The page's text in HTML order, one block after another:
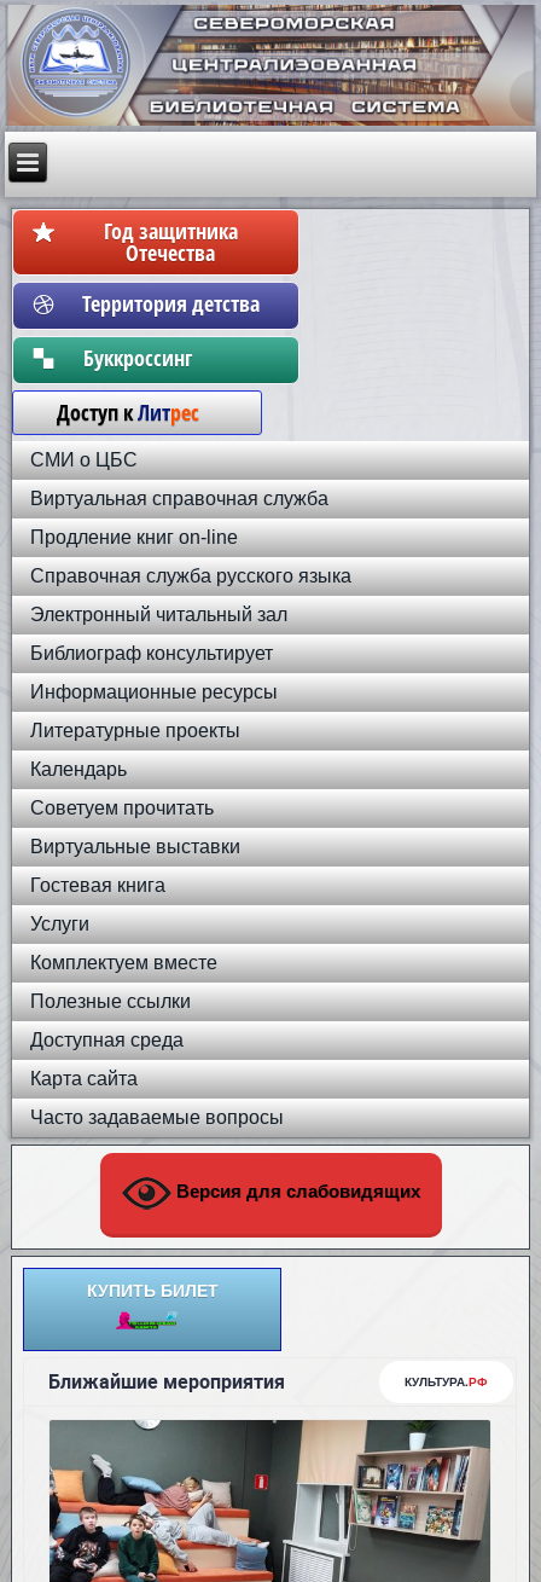
Год защитника
Отечества
Территория детства
Бyккpoccинг
Доступ кЛитрес
СМИ о ЦБС
Виртуальная справочная служба
Продление книг on-line
Справочная служба русского языка
Электронный читальный зал
Библиограф консультирует
Информационные ресурсы
Литературные проекты
Календарь
Советуем прочитать
Виртуальные выставки
Гостевая книга
Услуги
Комплектуем вместе
Полезные ссылки
Доступная среда
Карта сайта
Часто задаваемые вопросы
Версия для слабовидящих
КУПИТЬ БИЛЕТ